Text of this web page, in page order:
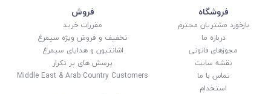
فروشگاه
بازخورد مشتریان محترم
درباره ما
مجوزهای قانونی
نقشه سایت
تماس با ما
استخدام
فروش
مقررات خرید
تخفیف و فروش ویژه سیمرغ
اشانتیون و هدایای سیمرغ
پرسش های پر تکرار
Middle East & Arab Country Customers